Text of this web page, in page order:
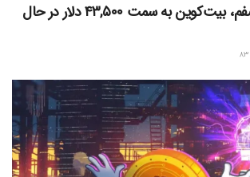
مایکل ترپین: متاسفم، بیت‌کوین به سمت ۴۳,۵۰۰ دلار در حال